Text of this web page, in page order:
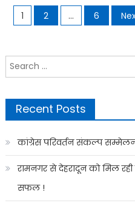
Posts
navigation
1 2 … 6
Search
for:
Recent Posts
कांग्रेस परिवर्तन संकल्प
रामनगर से देहरादून को मिल
सफल !